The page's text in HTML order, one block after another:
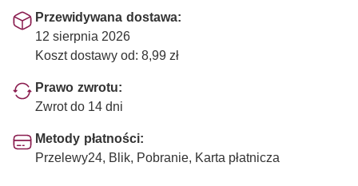
Przewidywana dostawa:
12 sierpnia 2026
Koszt dostawy od: 8,99 zł
Prawo zwrotu:
Zwrot do 14 dni
Metody płatności:
Przelewy24, Blik, Pobranie, Karta płatnicza